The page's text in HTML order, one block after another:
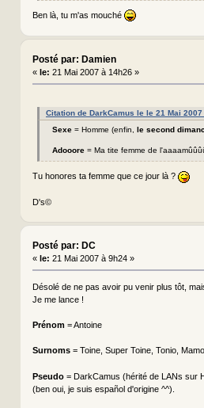
Ben là, tu m'as mouché
Posté par: Damien
« le: 21 Mai 2007 à 14h26 »
Citation de DarkCamus le le 21 Mai 2007
Sexe= Homme (enfin, le second
Adooore= Ma tite femme de
Tu honores ta femme que ce jour là ?
D's©
Posté par: DC
« le: 21 Mai 2007 à 9h24 »
Désolé de ne pas avoir pu venir plus tôt,
Je me lance !
Prénom= Antoine
Surnoms= Toine, Super Toine, Tonio,
Pseudo= DarkCamus (hérité de LANs sur
(ben oui, je suis español d'origine ^^).